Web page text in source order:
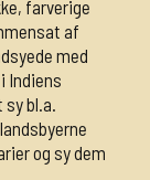
farverige
af
med
Indiens
bl.a.
og sy dem